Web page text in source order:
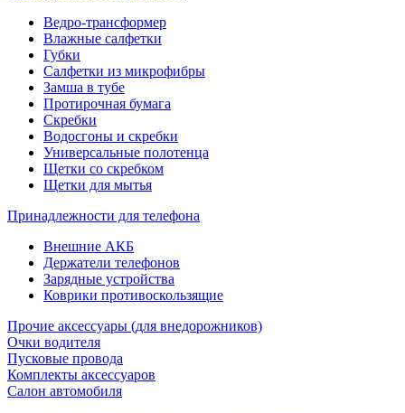
Ведро-трансформер
Влажные салфетки
Губки
Салфетки из микрофибры
Замша в тубе
Протирочная бумага
Скребки
Водосгоны и скребки
Универсальные полотенца
Щетки со скребком
Щетки для мытья
Принадлежности для телефона
Внешние АКБ
Держатели телефонов
Зарядные устройства
Коврики противоскользящие
Прочие аксессуары (для внедорожников)
Очки водителя
Пусковые провода
Комплекты аксессуаров
Салон автомобиля